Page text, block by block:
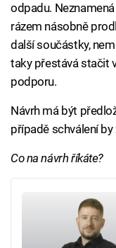
odpadu.
rázem násobně
další součástky,
taky přestává stačit
podporu.
Návrh má být
případě schválení
Co na návrh říkáte?